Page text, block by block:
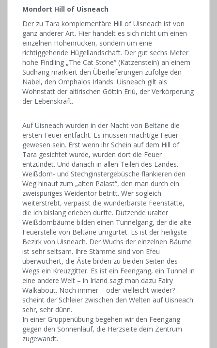
Mondort Hill of Uisneach
Der zu Tara komplementäre Hill of Uis­neach ist von
ganz anderer Art. Hier handelt es sich nicht um einen
einzelnen Höhenrücken, sondern um eine
richtiggehende Hügellandschaft. Der gut sechs Meter
hohe Findling „The Cat Stone“ (Katzenstein) an einem
Südhang markiert den Überlieferungen zufolge den
Nabel, den Omphalos Irlands. Uisneach gilt als
Wohnstatt der altirischen Göttin Eriú, der Verkörperung
der Lebenskraft.
Auf Uisneach wurden in der Nacht von Beltane die
ersten Feuer entfacht. Es müssen mächtige Feuer
gewesen sein. Erst wenn ihr Schein auf dem Hill of
Tara gesichtet wurde, wurden dort die Feuer
entzündet. Und danach in allen Teilen des Landes.
Weißdorn- und Stechginstergebüsche flankieren den
Weg hinauf zum „alten Palast“, den man durch ein
zweispuriges Weidentor betritt. Wer sogleich
weiterstrebt, verpasst die wunderbarste Feenstätte,
die ich bislang erleben durfte. Dutzende uralter
Weißdornbäume bilden einen Tunnelgang, der die alte
Feuerstelle von Beltane umgürtet. Es ist der heiligste
Bezirk von Uisneach. Der Wuchs der einzelnen Bäume
ist sehr seltsam. Ihre Stämme sind von Efeu
überwuchert, die Äste bilden zu beiden Seiten des
Wegs ein Kreuzgitter. Es ist ein Feengang, ein Tunnel in
eine andere Welt – in Irland sagt man dazu Fairy
Walkabout. Noch immer – oder vielleicht wieder? –
scheint der Schleier zwischen den Welten auf Uisneach
sehr, sehr dünn.
In einer Gruppenübung begehen wir den Feengang
gegen den Sonnenlauf, die Herzseite dem Zentrum
zugewandt.